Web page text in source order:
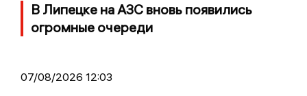
В Липецке на АЗС вновь появились
огромные очереди
07/08/2026 12:03